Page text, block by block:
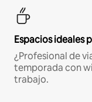
Espacios ideales
¿Profesional de
temporada con
trabajo.